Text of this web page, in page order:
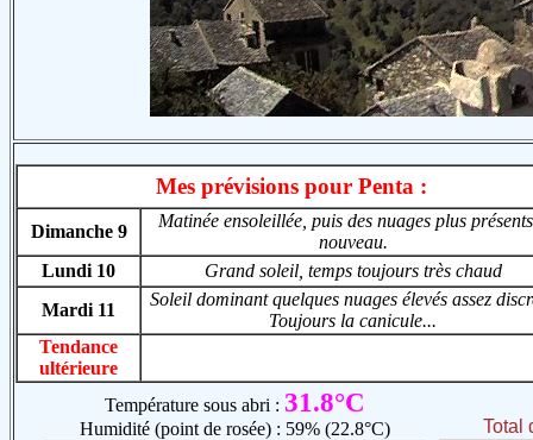
Mes prévisions pour Penta :
Dimanche 9
Matinée ensoleillée, puis des nuages plus
nouveau.
Lundi 10
Grand soleil, temps toujours très chaud
Mardi 11
Soleil dominant quelques nuages élevés assez
Toujours la canicule...
Tendance
ultérieure
Température sous abri : 31.8°C
Humidité (point de rosée) : 59% (22.8°C) Total